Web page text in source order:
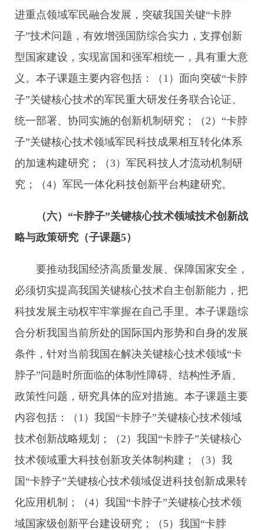
进重点领域军民融合发展，突破我国关键“卡脖
子”技术问题，有效增强国防综合实力，支撑创新
型国家建设，实现富国和强军相统一，具有重大意
义。本子课题主要内容包括：（1）面向突破“卡脖
子”关键核心技术的军民重大研发任务联合论证、
统一部署、协同实施的创新机制研究；（2）“卡脖
子”关键核心技术领域军民科技成果相互转化体系
的加速构建研究；（3）军民科技人才流动机制研
究；（4）军民一体化科技创新平台构建研究。
（六）“卡脖子”关键核心技术领域技术创新战
略与政策研究（子课题5）
要推动我国经济高质量发展、保障国家安全，
必须切实提高我国关键核心技术自主创新能力，把
科技发展主动权牢牢掌握在自己手里。本子课题综
合分析我国当前所处的国际国内形势和自身的发展
条件，针对当前我国在解决关键核心技术领域“卡
脖子”问题时所面临的体制性障碍、结构性矛盾、
政策性问题，研究具体的应对措施。本子课题主要
内容包括：（1）我国“卡脖子”关键核心技术领域
技术创新战略规划；（2）我国“卡脖子”关键核心
技术领域重大科技创新攻关体制构建；（3）我
国“卡脖子”关键核心技术领域促进科技创新成果转
化应用机制；（4）我国“卡脖子”关键核心技术领
域国家级创新平台建设研究；（5）我国“卡脖